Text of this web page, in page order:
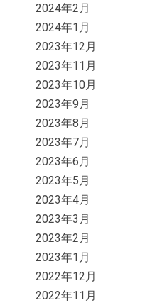
2024年2月
2024年1月
2023年12月
2023年11月
2023年10月
2023年9月
2023年8月
2023年7月
2023年6月
2023年5月
2023年4月
2023年3月
2023年2月
2023年1月
2022年12月
2022年11月